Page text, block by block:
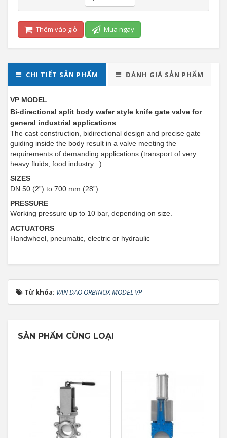
Thêm vào giỏ Mua ngay
CHI TIẾT SẢN PHẨM ĐÁNH GIÁ SẢN PHẨM
VP MODEL
Bi-directional split body wafer style knife gate valve for
general industrial applications
The cast construction, bidirectional design and precise gate
guiding inside the body result in a valve meeting the
requirements of demanding applications (transport of very
heavy fluids, food industry...).
SIZES
DN 50 (2”) to 700 mm (28”)
PRESSURE
Working pressure up to 10 bar, depending on size.
ACTUATORS
Handwheel, pneumatic, electric or hydraulic
Từ khóa: VAN DAO ORBINOX MODEL VP
SẢN PHẨM CÙNG LOẠI